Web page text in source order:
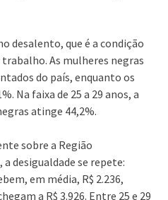
desalento, que é a condição
As mulheres negras
do país, enquanto os
Na faixa de 25 a 29 anos, a
atinge 44,2%.
sobre a Região
desigualdade se repete:
em média, R$ 2.236,
a R$ 3.926. Entre 25 e 29